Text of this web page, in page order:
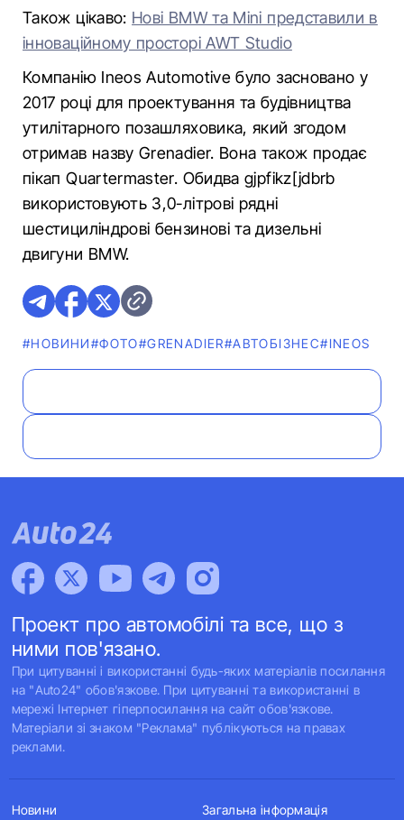
Також цікаво: Нові BMW та Mini представили в
інноваційному просторі AWT Studio
Компанію Ineos Automotive було засновано у
2017 році для проектування та будівництва
утилітарного позашляховика, який згодом
отримав назву Grenadier. Вона також продає
пікап Quartermaster. Обидва gjpfikz[jdbrb
використовують 3,0-літрові рядні
шестициліндрові бензинові та дизельні
двигуни BMW.
#НОВИНИ#ФОТО#GRENADIER#АВТОБІЗНЕС#INEOS
Проект про автомобілі та все, що з
ними пов'язано.
При цитуванні і використанні будь-яких матеріалів посилання
на "Auto24" обов'язкове. При цитуванні та використанні в
мережі Інтернет гіперпосилання на сайт обов'язкове.
Матеріали зі знаком "Реклама" публікуються на правах
реклами.
Новини Загальна інформація